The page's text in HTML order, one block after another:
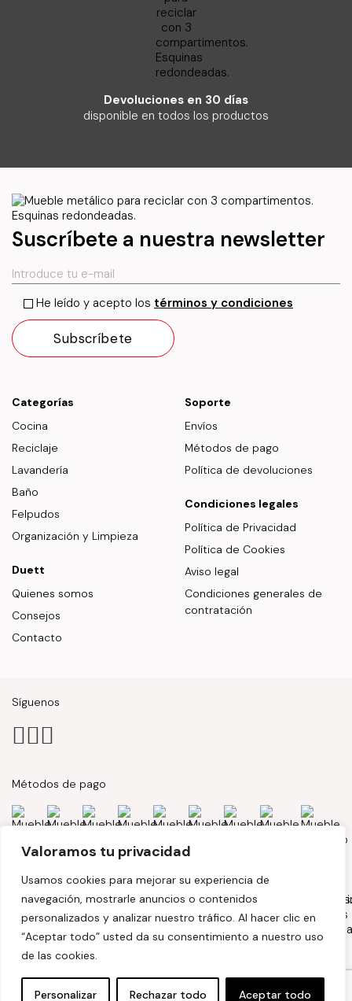
Valoramos tu privacidad
Usamos cookies para mejorar su experiencia de
navegación, mostrarle anuncios o contenidos
personalizados y analizar nuestro tráfico. Al hacer clic en
“Aceptar todo” usted da su consentimiento a nuestro uso
de las cookies.
Personalizar Rechazar todo Aceptar todo
Devoluciones en 30 días
disponible en todos los productos
Suscríbete a nuestra newsletter
He leído y acepto los términos y condiciones
Categorías
Cocina
Reciclaje
Lavandería
Baño
Felpudos
Organización y Limpieza
Duett
Quienes somos
Consejos
Contacto
Soporte
Envíos
Métodos de pago
Política de devoluciones
Condiciones legales
Política de Privacidad
Política de Cookies
Aviso legal
Condiciones generales de
contratación
Síguenos
Métodos de pago